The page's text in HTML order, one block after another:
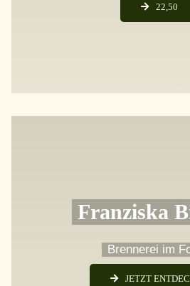
22,50
Franziska
Brennerei im
JETZT